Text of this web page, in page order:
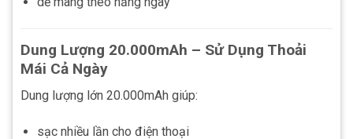
Dung Lượng 20.000mAh – Sử Dụng Thoải
Mái Cả Ngày
Dung lượng lớn 20.000mAh giúp:
sạc nhiều lần cho điện thoại